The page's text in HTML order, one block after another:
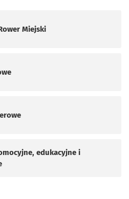
Miejski
edukacyjne i